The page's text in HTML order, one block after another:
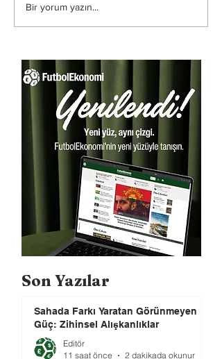
Bir yorum yazın...
Son Yazılar
Sahada Farkı Yaratan Görünmeyen
Güç: Zihinsel Alışkanlıklar
Editör
11 saat önce
2 dakikada okunur